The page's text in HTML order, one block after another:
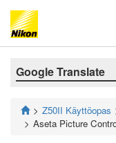
Google Translate
Z50II Käyttöopas
Aseta Picture